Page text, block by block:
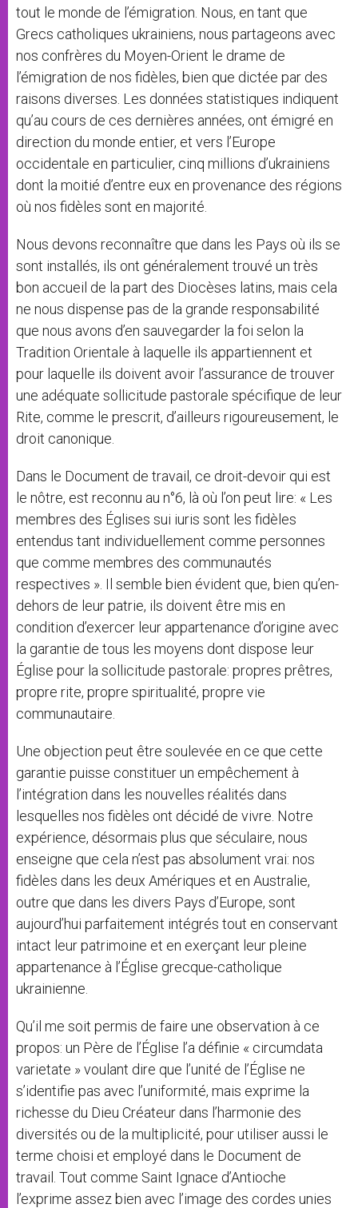
tout le monde de l’émigration. Nous, en tant que
Grecs catholiques ukrainiens, nous partageons avec
nos confrères du Moyen-Orient le drame de
l’émigration de nos fidèles, bien que dictée par des
raisons diverses. Les données statistiques indiquent
qu’au cours de ces dernières années, ont émigré en
direction du monde entier, et vers l’Europe
occidentale en particulier, cinq millions d’ukrainiens
dont la moitié d’entre eux en provenance des régions
où nos fidèles sont en majorité.
Nous devons reconnaître que dans les Pays où ils se
sont installés, ils ont généralement trouvé un très
bon accueil de la part des Diocèses latins, mais cela
ne nous dispense pas de la grande responsabilité
que nous avons d’en sauvegarder la foi selon la
Tradition Orientale à laquelle ils appartiennent et
pour laquelle ils doivent avoir l’assurance de trouver
une adéquate sollicitude pastorale spécifique de leur
Rite, comme le prescrit, d’ailleurs rigoureusement, le
droit canonique.
Dans le Document de travail, ce droit-devoir qui est
le nôtre, est reconnu au n°6, là où l’on peut lire: « Les
membres des Églises sui iuris sont les fidèles
entendus tant individuellement comme personnes
que comme membres des communautés
respectives ». Il semble bien évident que, bien qu’en-
dehors de leur patrie, ils doivent être mis en
condition d’exercer leur appartenance d’origine avec
la garantie de tous les moyens dont dispose leur
Église pour la sollicitude pastorale: propres prêtres,
propre rite, propre spiritualité, propre vie
communautaire.
Une objection peut être soulevée en ce que cette
garantie puisse constituer un empêchement à
l’intégration dans les nouvelles réalités dans
lesquelles nos fidèles ont décidé de vivre. Notre
expérience, désormais plus que séculaire, nous
enseigne que cela n’est pas absolument vrai: nos
fidèles dans les deux Amériques et en Australie,
outre que dans les divers Pays d’Europe, sont
aujourd’hui parfaitement intégrés tout en conservant
intact leur patrimoine et en exerçant leur pleine
appartenance à l’Église grecque-catholique
ukrainienne.
Qu’il me soit permis de faire une observation à ce
propos: un Père de l’Église l’a définie « circumdata
varietate » voulant dire que l’unité de l’Église ne
s’identifie pas avec l’uniformité, mais exprime la
richesse du Dieu Créateur dans l’harmonie des
diversités ou de la multiplicité, pour utiliser aussi le
terme choisi et employé dans le Document de
travail. Tout comme Saint Ignace d’Antioche
l’exprime assez bien avec l’image des cordes unies